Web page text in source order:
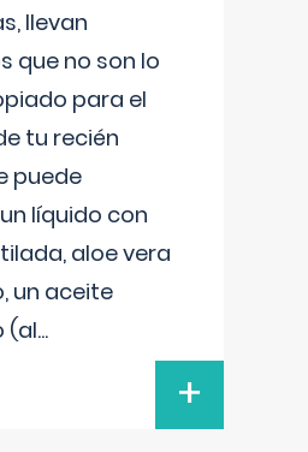
llevan
que no son lo
para el
tu recién
puede
líquido con
aloe vera
un aceite
(al...
+